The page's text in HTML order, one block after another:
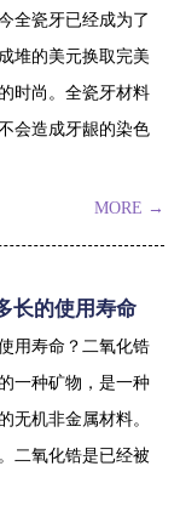
全瓷牙已经成为了
堆的美元换取完美
时尚。全瓷牙材料
会造成牙龈的染色
MORE →
长的使用寿命
用寿命？二氧化锆
一种矿物，是一种
无机非金属材料。
二氧化锆是已经被